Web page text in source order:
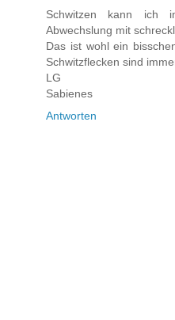
Schwitzen kann ich
Abwechslung mit
Das ist wohl ein
Schwitzflecken sind
LG
Sabienes
Antworten